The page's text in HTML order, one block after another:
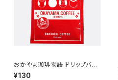
おかやま珈琲物語 ドリップバッ
グ珈琲【中深煎り(赤)】
¥130